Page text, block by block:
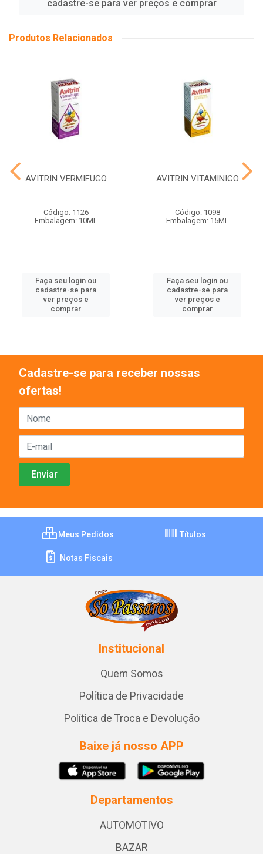
cadastre-se para ver preços e comprar
Produtos Relacionados
AVITRIN VERMIFUGO
Código: 1126
Embalagem: 10ML
Faça seu login ou
cadastre-se para
ver preços e
comprar
AVITRIN VITAMINICO
Código: 1098
Embalagem: 15ML
Faça seu login ou
cadastre-se para
ver preços e
comprar
Cadastre-se para receber nossas
ofertas!
Meus Pedidos Títulos
Notas Fiscais
Institucional
Quem Somos
Política de Privacidade
Política de Troca e Devolução
Baixe já nosso APP
Departamentos
AUTOMOTIVO
BAZAR